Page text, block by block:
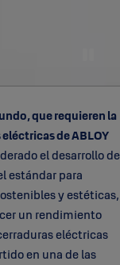
que requieren la
de ABLOY
el desarrollo de
estándar para
y estéticas,
un rendimiento
eléctricas
en una de las